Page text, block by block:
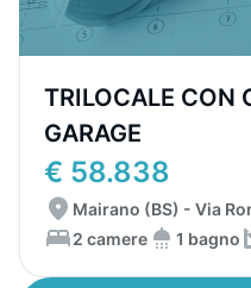
TRILOCALE CON
GARAGE
€ 58.838
Mairano (BS) - Via
2 camere
1 bagno